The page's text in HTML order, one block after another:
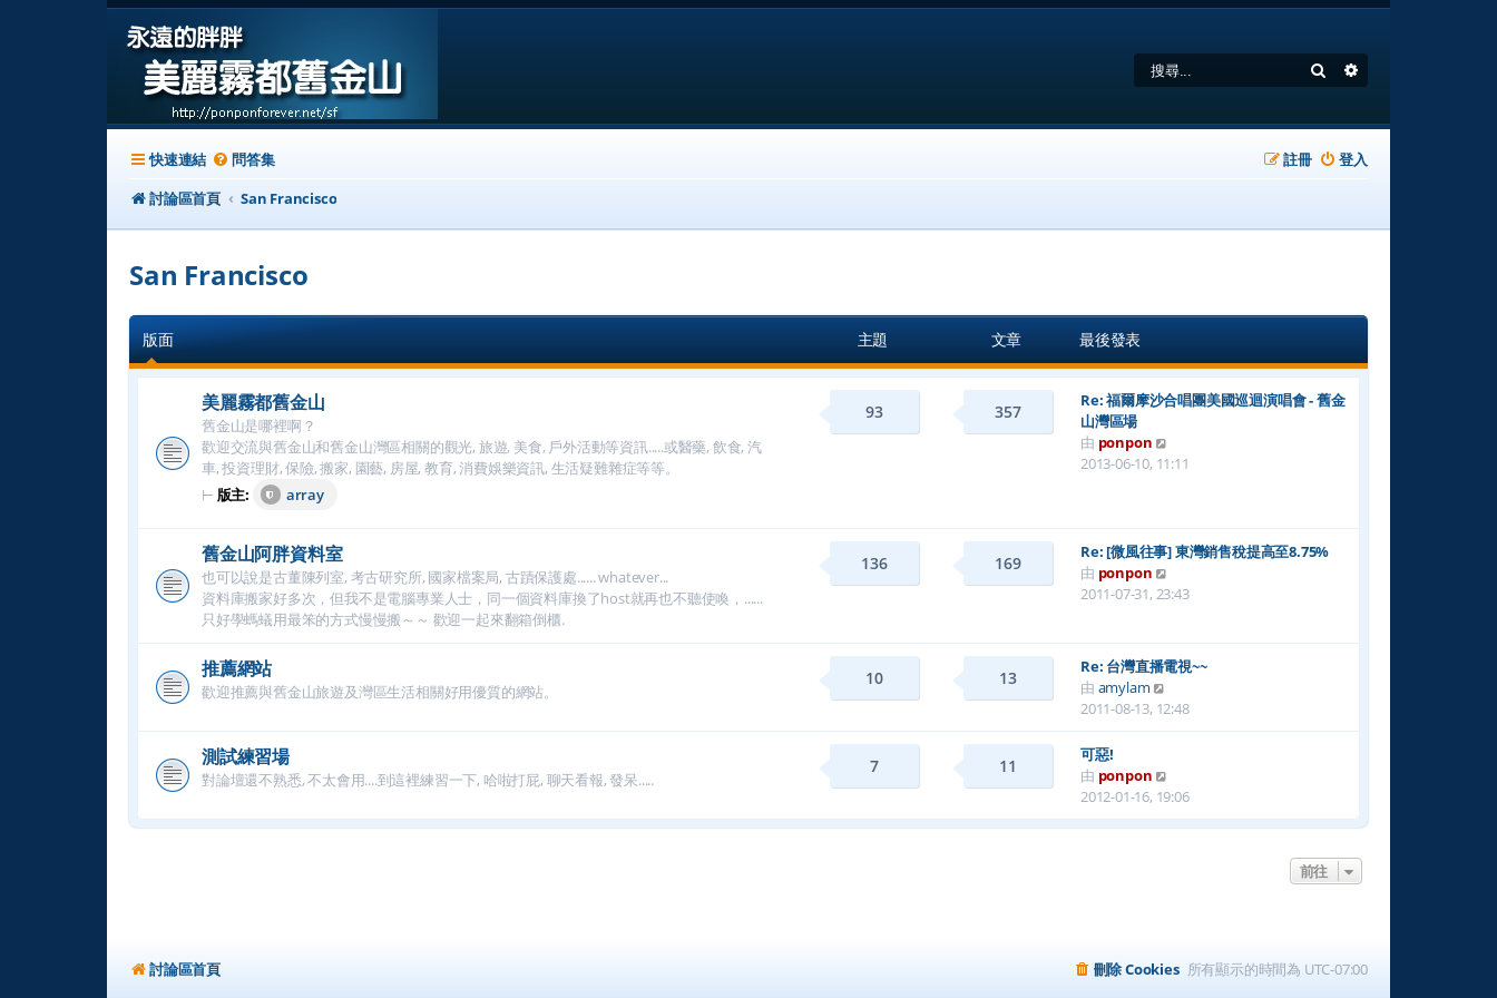
搜尋
快速連結 問答集 登入
註冊
討論區首頁
San Francisco
San Francisco
版面 主題 文章 最後發表
美麗霧都舊金山
舊金山是哪裡啊？
歡迎交流與舊金山和舊金山灣區相關的觀光, 旅遊, 美食, 戶外活動等資訊.....或醫藥, 飲食, 汽
車, 投資理財, 保險, 搬家, 園藝, 房屋, 教育, 消費娛樂資訊, 生活疑難雜症等等。
⊢ 版主: array
93 357
Re: 福爾摩沙合唱團美國巡迴演唱會 - 舊金
山灣區場
由 ponpon
視
表
2013-06-10, 11:11
舊金山阿胖資料室
也可以說是古董陳列室, 考古研究所, 國家檔案局, 古蹟保護處...... whatever...
資料庫搬家好多次，但我不是電腦專業人士，同一個資料庫換了host就再也不聽使喚，......
只好學螞蟻用最笨的方式慢慢搬～～ 歡迎一起來翻箱倒櫃.
136 169
Re: [微風往事] 東灣銷售稅提高至8.75%
由 ponpon
視
發
表
2011-07-31, 23:43
推薦網站
歡迎推薦與舊金山旅遊及灣區生活相關好用優質的網站。
10 13
Re: 台灣直播電視~~
由 amylam
視
表
2011-08-13, 12:48
測試練習場
對論壇還不熟悉, 不太會用....到這裡練習一下, 哈啦打屁, 聊天看報, 發呆.....
7 11
可惡!
由 ponpon
視
2012-01-16, 19:06
前往
討論區首頁 所有顯示的時間為 UTC-07:00
刪除 Cookies